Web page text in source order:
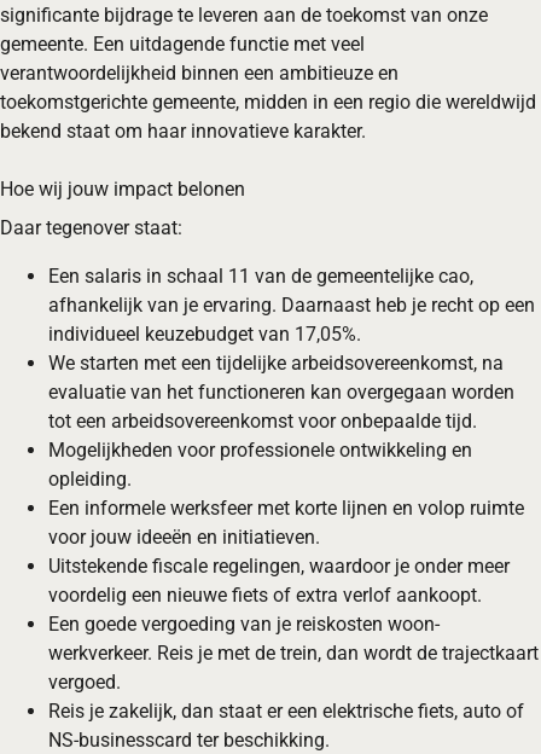
significante bijdrage te leveren aan de toekomst van onze
gemeente. Een uitdagende functie met veel
verantwoordelijkheid binnen een ambitieuze en
toekomstgerichte gemeente, midden in een regio die wereldwijd
bekend staat om haar innovatieve karakter.
Hoe wij jouw impact belonen
Daar tegenover staat:
Een salaris in schaal 11 van de gemeentelijke cao,
afhankelijk van je ervaring. Daarnaast heb je recht op een
individueel keuzebudget van 17,05%.
We starten met een tijdelijke arbeidsovereenkomst, na
evaluatie van het functioneren kan overgegaan worden
tot een arbeidsovereenkomst voor onbepaalde tijd.
Mogelijkheden voor professionele ontwikkeling en
opleiding.
Een informele werksfeer met korte lijnen en volop ruimte
voor jouw ideeën en initiatieven.
Uitstekende fiscale regelingen, waardoor je onder meer
voordelig een nieuwe fiets of extra verlof aankoopt.
Een goede vergoeding van je reiskosten woon-
werkverkeer. Reis je met de trein, dan wordt de trajectkaart
vergoed.
Reis je zakelijk, dan staat er een elektrische fiets, auto of
NS-businesscard ter beschikking.